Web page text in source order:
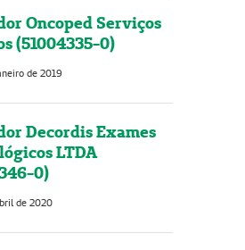
Oncoped Serviços
(51004335-0)
de 2019
Decordis Exames
LTDA
0)
de 2020